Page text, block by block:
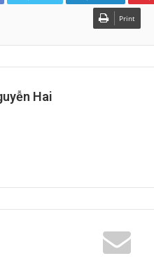
Print
Hai